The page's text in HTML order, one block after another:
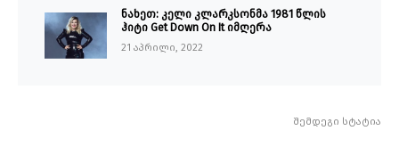
ნახეთ: კელი კლარკსონმა 1981 წლის
ჰიტი Get Down On It იმღერა
21 აპრილი, 2022
შემდეგი სტატია